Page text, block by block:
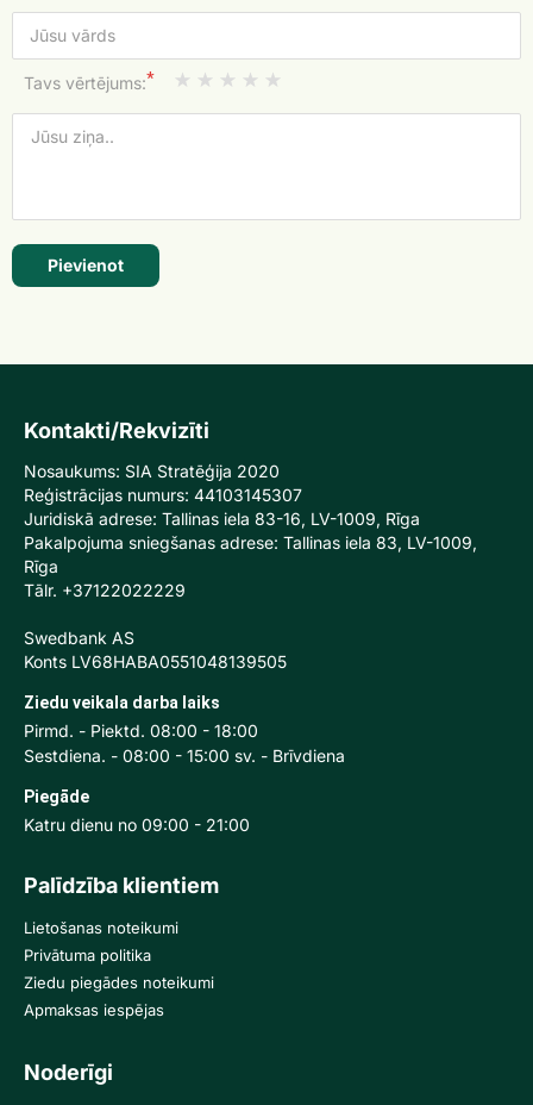
Tavs vērtējums:*
Pievienot
Kontakti/Rekvizīti
Nosaukums: SIA Stratēģija 2020
Reģistrācijas numurs: 44103145307
Juridiskā adrese: Tallinas iela 83-16, LV-1009, Rīga
Pakalpojuma sniegšanas adrese: Tallinas iela 83, LV-1009,
Rīga
Tālr. +37122022229
Swedbank AS
Konts LV68HABA0551048139505
Ziedu veikala darba laiks
Pirmd. - Piektd. 08:00 - 18:00
Sestdiena. - 08:00 - 15:00 sv. - Brīvdiena
Piegāde
Katru dienu no 09:00 - 21:00
Palīdzība klientiem
Lietošanas noteikumi
Privātuma politika
Ziedu piegādes noteikumi
Apmaksas iespējas
Noderīgi